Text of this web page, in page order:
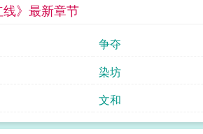
线》最新章节
争夺
染坊
文和